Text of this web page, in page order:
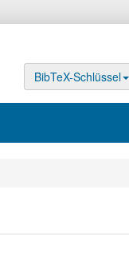
BibTeX-Schlüssel